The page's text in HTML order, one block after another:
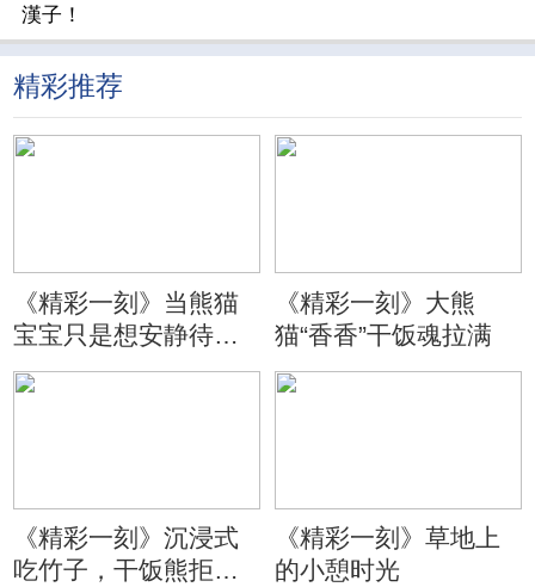
漢子！
精彩推荐
《精彩一刻》当熊猫
宝宝只是想安静待会
儿
《精彩一刻》大熊
猫“香香”干饭魂拉满
《精彩一刻》沉浸式
吃竹子，干饭熊拒绝
《精彩一刻》草地上
的小憩时光